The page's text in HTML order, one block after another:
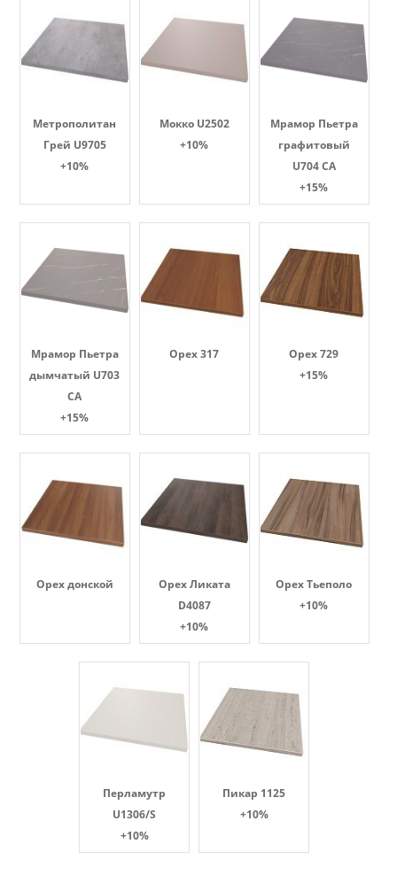
Метрополитан
Грей U9705
+10%
Мокко U2502
+10%
Мрамор Пьетра
графитовый
U704 CA
+15%
Мрамор Пьетра
дымчатый U703
CA
+15%
Орех 317
Орех 729
+15%
Орех донской
Орех Ликата
D4087
+10%
Орех Тьеполо
+10%
Перламутр
U1306/S
+10%
Пикар 1125
+10%